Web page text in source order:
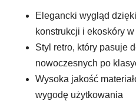
Elegancki wygląd
konstrukcji i ekoskóry
Styl retro, który pasuje
nowoczesnych po
Wysoka jakość
wygodę użytkowania